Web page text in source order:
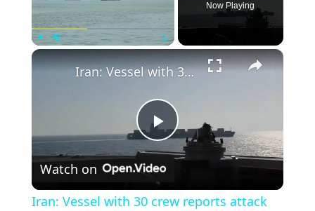
Now Playing
×
P
l
Iran: Vessel with 30 crew reports attack near Strait of Hormuz, seeks assistance.
Watch on
Iran: Vessel with 30 crew reports attack